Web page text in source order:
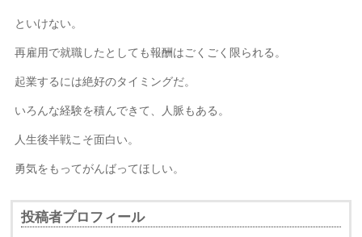
といけない。
再雇用で就職したとしても報酬はごくごく限られる。
起業するには絶好のタイミングだ。
いろんな経験を積んできて、人脈もある。
人生後半戦こそ面白い。
勇気をもってがんばってほしい。
投稿者プロフィール